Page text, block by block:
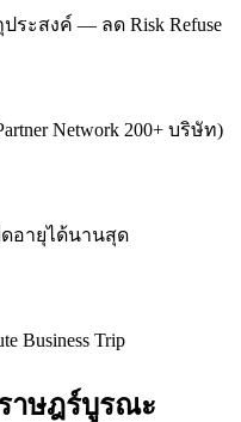
ระสงค์ — ลด Risk Refuse
Network 200+ บริษัท)
ดอายุได้นานสุด
Business Trip
าษฎร์บูรณะ